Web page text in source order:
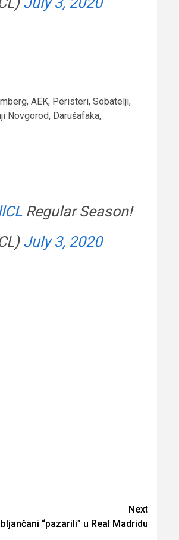
AEK, Peristeri, Sobatelji,
Novgorod, Darušafaka,
Regular Season!
July 3, 2020
Next
“pazarili” u Real Madridu